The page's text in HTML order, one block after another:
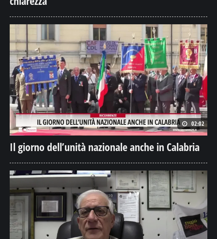
02:02
Il giorno dell’unità nazionale anche in Calabria